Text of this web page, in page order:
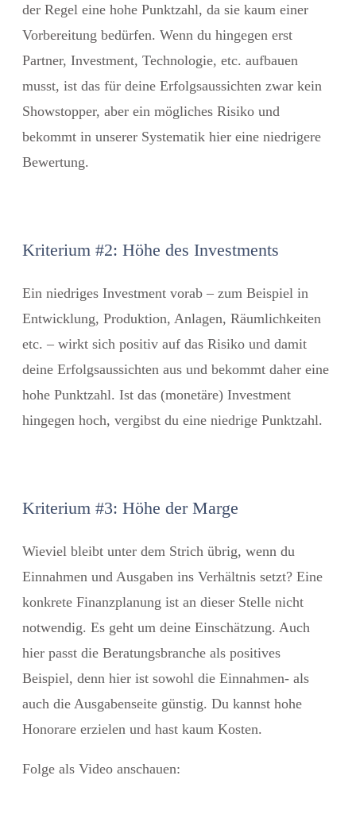
der Regel eine hohe Punktzahl, da sie kaum einer
Vorbereitung bedürfen. Wenn du hingegen erst
Partner, Investment, Technologie, etc. aufbauen
musst, ist das für deine Erfolgsaussichten zwar kein
Showstopper, aber ein mögliches Risiko und
bekommt in unserer Systematik hier eine niedrigere
Bewertung.
Kriterium #2: Höhe des Investments
Ein niedriges Investment vorab – zum Beispiel in
Entwicklung, Produktion, Anlagen, Räumlichkeiten
etc. – wirkt sich positiv auf das Risiko und damit
deine Erfolgsaussichten aus und bekommt daher eine
hohe Punktzahl. Ist das (monetäre) Investment
hingegen hoch, vergibst du eine niedrige Punktzahl.
Kriterium #3: Höhe der Marge
Wieviel bleibt unter dem Strich übrig, wenn du
Einnahmen und Ausgaben ins Verhältnis setzt? Eine
konkrete Finanzplanung ist an dieser Stelle nicht
notwendig. Es geht um deine Einschätzung. Auch
hier passt die Beratungsbranche als positives
Beispiel, denn hier ist sowohl die Einnahmen- als
auch die Ausgabenseite günstig. Du kannst hohe
Honorare erzielen und hast kaum Kosten.
Folge als Video anschauen: